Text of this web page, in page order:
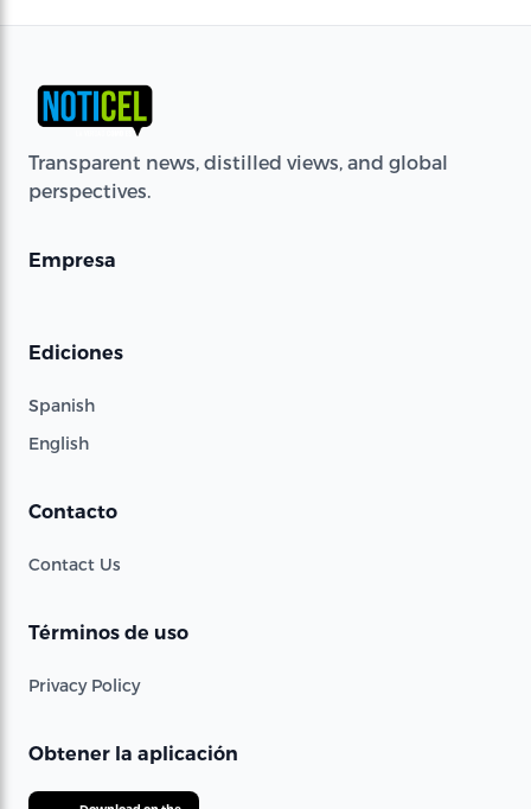
Transparent news, distilled views, and global
perspectives.
Empresa
Ediciones
Spanish
English
Contacto
Contact Us
Términos de uso
Privacy Policy
Obtener la aplicación